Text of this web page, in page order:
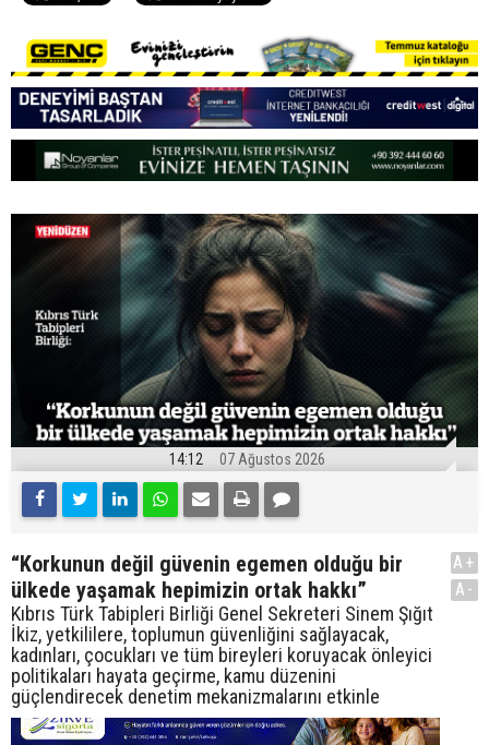
14:12 07 Ağustos 2026
“Korkunun değil güvenin egemen olduğu bir
ülkede yaşamak hepimizin ortak hakkı”
Kıbrıs Türk Tabipleri Birliği Genel Sekreteri Sinem Şığıt
İkiz, yetkililere, toplumun güvenliğini sağlayacak,
kadınları, çocukları ve tüm bireyleri koruyacak önleyici
politikaları hayata geçirme, kamu düzenini
güçlendirecek denetim mekanizmalarını etkinle
A+
A-